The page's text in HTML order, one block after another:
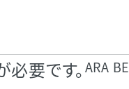
要です。TAKARA